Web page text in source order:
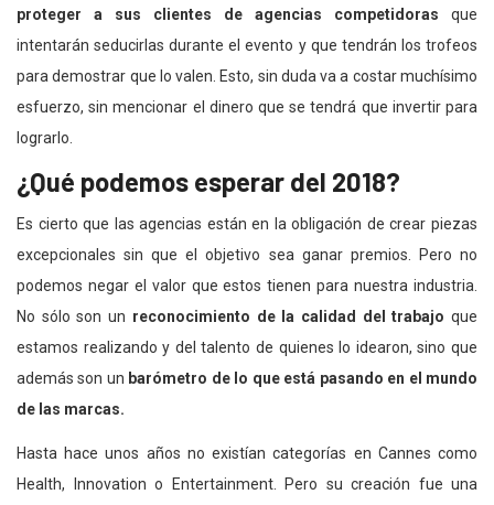
proteger a sus clientes de agencias competidoras que
intentarán seducirlas durante el evento y que tendrán los trofeos
para demostrar que lo valen. Esto, sin duda va a costar muchísimo
esfuerzo, sin mencionar el dinero que se tendrá que invertir para
lograrlo.
¿Qué podemos esperar del 2018?
Es cierto que las agencias están en la obligación de crear piezas
excepcionales sin que el objetivo sea ganar premios. Pero no
podemos negar el valor que estos tienen para nuestra industria.
No sólo son un reconocimiento de la calidad del trabajo que
estamos realizando y del talento de quienes lo idearon, sino que
además son un barómetro de lo que está pasando en el mundo
de las marcas.
Hasta hace unos años no existían categorías en Cannes como
Health, Innovation o Entertainment. Pero su creación fue una